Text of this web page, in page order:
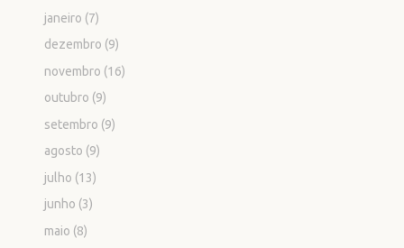
janeiro (7)
dezembro (9)
novembro (16)
outubro (9)
setembro (9)
agosto (9)
julho (13)
junho (3)
maio (8)